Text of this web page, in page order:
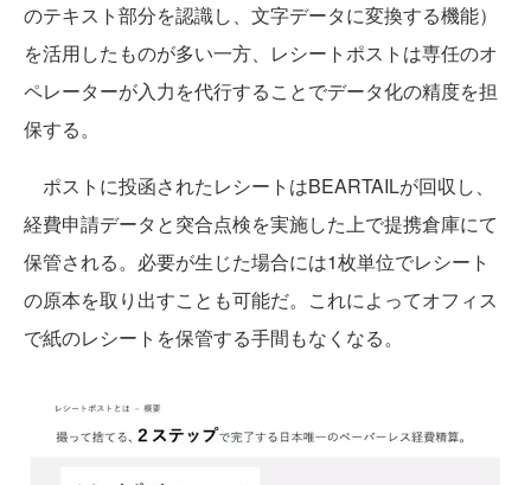
のテキスト部分を認識し、文字データに変換する機能）
を活用したものが多い一方、レシートポストは専任のオ
ペレーターが入力を代行することでデータ化の精度を担
保する。
ポストに投函されたレシートはBEARTAILが回収し、
経費申請データと突合点検を実施した上で提携倉庫にて
保管される。必要が生じた場合には1枚単位でレシート
の原本を取り出すことも可能だ。これによってオフィス
で紙のレシートを保管する手間もなくなる。